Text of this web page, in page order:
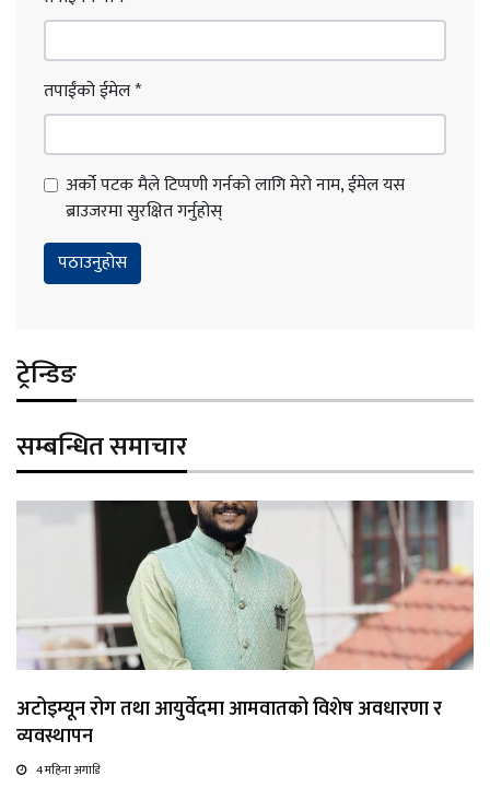
तपाईंको ईमेल*
अर्को पटक मैले टिप्पणी गर्नको लागि मेरो नाम, ईमेल यस
ब्राउजरमा सुरक्षित गर्नुहोस्
ट्रेन्डिङ
सम्बन्धित समाचार
अटोइम्यून रोग तथा आयुर्वेदमा आमवातको विशेष अवधारणा र
व्यवस्थापन
4 महिना अगाडि